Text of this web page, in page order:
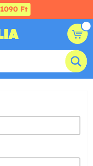
1090 Ft